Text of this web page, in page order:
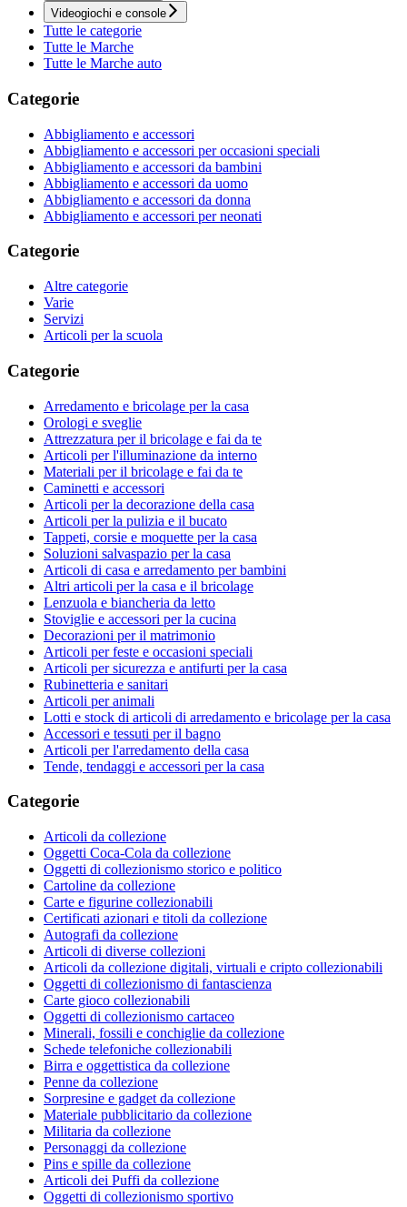
Videogiochi e console
Tutte le categorie
Tutte le Marche
Tutte le Marche auto
Categorie
Abbigliamento e accessori
Abbigliamento e accessori per occasioni speciali
Abbigliamento e accessori da bambini
Abbigliamento e accessori da uomo
Abbigliamento e accessori da donna
Abbigliamento e accessori per neonati
Categorie
Altre categorie
Varie
Servizi
Articoli per la scuola
Categorie
Arredamento e bricolage per la casa
Orologi e sveglie
Attrezzatura per il bricolage e fai da te
Articoli per l'illuminazione da interno
Materiali per il bricolage e fai da te
Caminetti e accessori
Articoli per la decorazione della casa
Articoli per la pulizia e il bucato
Tappeti, corsie e moquette per la casa
Soluzioni salvaspazio per la casa
Articoli di casa e arredamento per bambini
Altri articoli per la casa e il bricolage
Lenzuola e biancheria da letto
Stoviglie e accessori per la cucina
Decorazioni per il matrimonio
Articoli per feste e occasioni speciali
Articoli per sicurezza e antifurti per la casa
Rubinetteria e sanitari
Articoli per animali
Lotti e stock di articoli di arredamento e bricolage per la casa
Accessori e tessuti per il bagno
Articoli per l'arredamento della casa
Tende, tendaggi e accessori per la casa
Categorie
Articoli da collezione
Oggetti Coca-Cola da collezione
Oggetti di collezionismo storico e politico
Cartoline da collezione
Carte e figurine collezionabili
Certificati azionari e titoli da collezione
Autografi da collezione
Articoli di diverse collezioni
Articoli da collezione digitali, virtuali e cripto collezionabili
Oggetti di collezionismo di fantascienza
Carte gioco collezionabili
Oggetti di collezionismo cartaceo
Minerali, fossili e conchiglie da collezione
Schede telefoniche collezionabili
Birra e oggettistica da collezione
Penne da collezione
Sorpresine e gadget da collezione
Materiale pubblicitario da collezione
Militaria da collezione
Personaggi da collezione
Pins e spille da collezione
Articoli dei Puffi da collezione
Oggetti di collezionismo sportivo